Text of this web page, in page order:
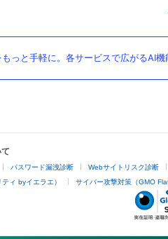
っと手軽に。各サービスで広がるAI機
パスワード漏洩診断 Webサイトリスク診断
ィ byイエラエ） サイバー攻撃対策（GMO